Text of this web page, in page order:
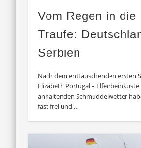
Vom Regen in die
Traufe:
Serbien
Nach dem enttäuschenden ersten
Elizabeth Portugal –
anhaltenden Schmuddelwetter
fast frei und …